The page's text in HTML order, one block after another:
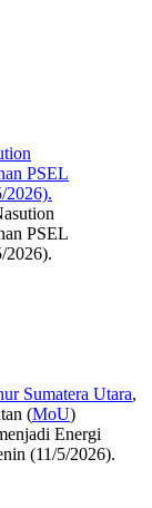
PSEL
2026).
Sumatera Utara,
(MoU)
Energi
(11/5/2026).